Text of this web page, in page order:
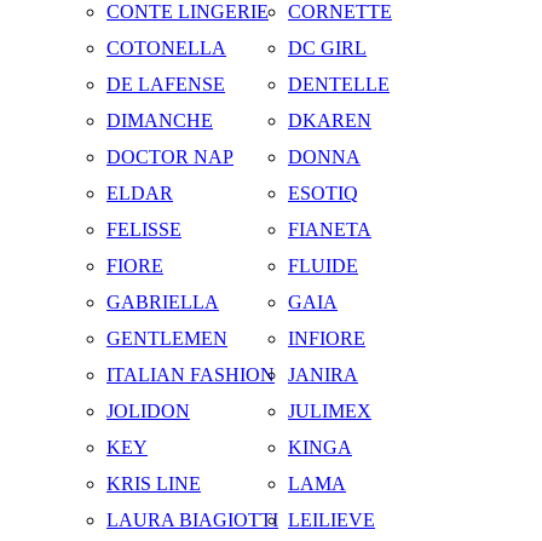
CONTE LINGERIE
CORNETTE
COTONELLA
DC GIRL
DE LAFENSE
DENTELLE
DIMANCHE
DKAREN
DOCTOR NAP
DONNA
ELDAR
ESOTIQ
FELISSE
FIANETA
FIORE
FLUIDE
GABRIELLA
GAIA
GENTLEMEN
INFIORE
ITALIAN FASHION
JANIRA
JOLIDON
JULIMEX
KEY
KINGA
KRIS LINE
LAMA
LAURA BIAGIOTTI LEILIEVE